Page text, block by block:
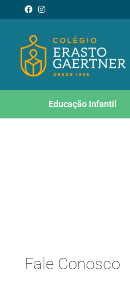
Educação Infantil
Fale Conosco